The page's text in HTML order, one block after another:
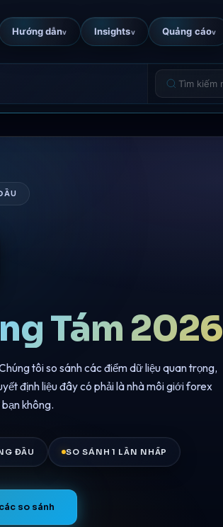
Hướng dẫnv Insightsv Quảng cáov
Tám 2026
tôi so sánh các điểm dữ liệu quan trọng,
định liệu đây có phải là nhà môi giới forex
không.
ĐẦU SO SÁNH 1 LẦN NHẤP
so sánh